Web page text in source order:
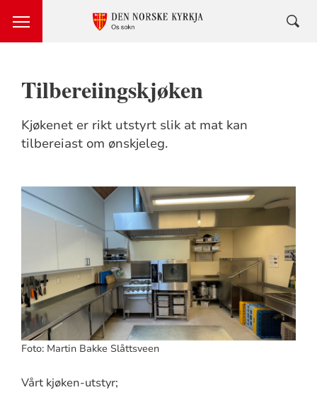
Tilbereiingskjøken
Kjøkenet er rikt utstyrt slik at mat kan
tilbereiast om ønskjeleg.
Foto: Martin Bakke Slåttsveen
Vårt kjøken-utstyr;